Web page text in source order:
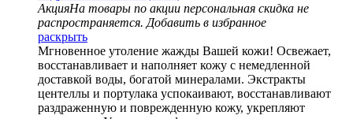
АкцияНа товары по акции персональная скидка не
распространяется. Добавить в избранное
раскрыть
Мгновенное утоление жажды Вашей кожи! Освежает,
восстанавливает и наполняет кожу с немедленной
доставкой воды, богатой минералами. Экстракты
центеллы и портулака успокаивают, восстанавливают
раздраженную и поврежденную кожу, укрепляют